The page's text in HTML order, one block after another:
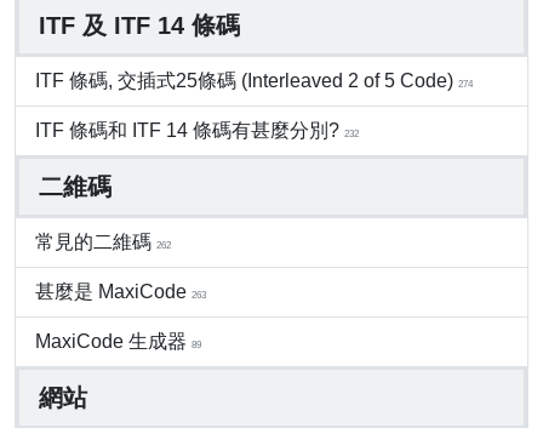
ITF 及 ITF 14 條碼
ITF 條碼, 交插式25條碼 (Interleaved 2 of 5 Code) 274
ITF 條碼和 ITF 14 條碼有甚麼分別? 232
二維碼
常見的二維碼 262
甚麼是 MaxiCode 263
MaxiCode 生成器 89
網站